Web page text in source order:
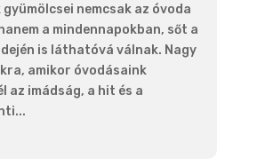
nemcsak az óvoda
a mindennapokban, sőt a
is láthatóvá válnak. Nagy
amikor óvodásaink
az imádság, a hit és a